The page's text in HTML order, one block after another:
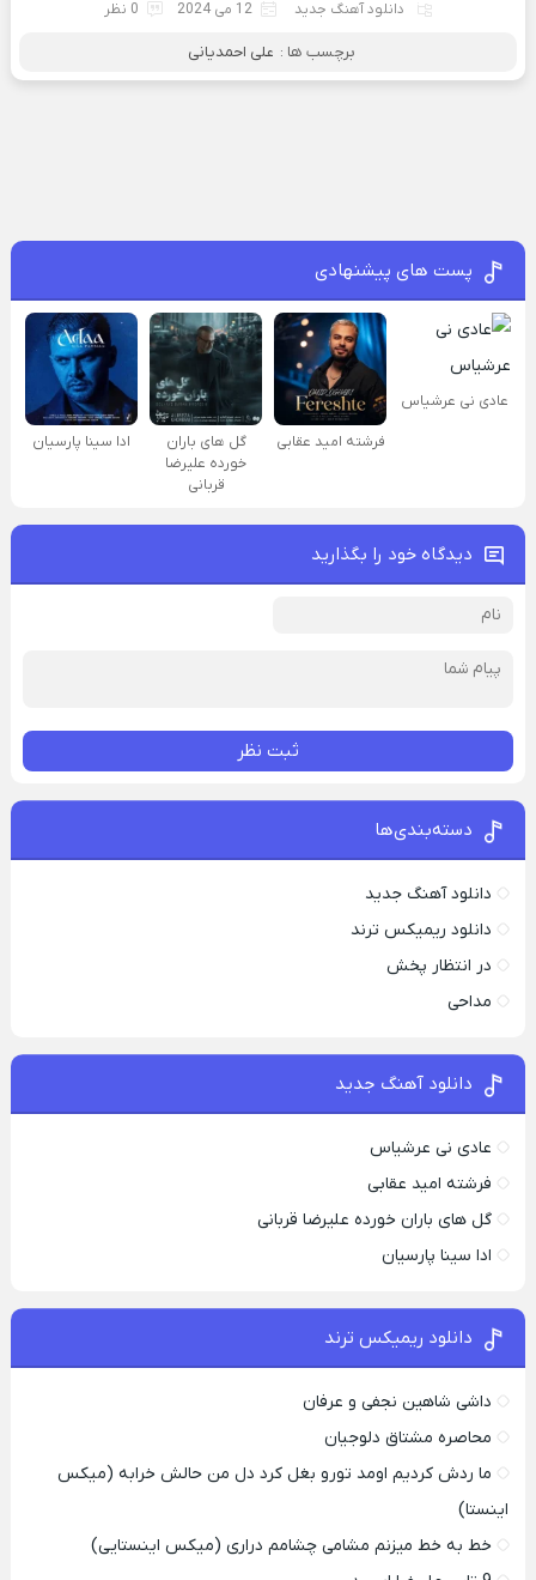
دانلود آهنگ جدید 12 می 2024 0 نظر
برچسب ها : علی احمدیانی
پست های پیشنهادی
عادی نی عرشیاس
فرشته امید عقابی
گل های باران
خورده علیرضا
قربانی
ادا سینا پارسیان
دیدگاه خود را بگذارید
ثبت نظر
دسته‌بندی‌ها
دانلود آهنگ جدید
دانلود ریمیکس ترند
در انتظار پخش
مداحی
دانلود آهنگ جدید
عادی نی عرشیاس
فرشته امید عقابی
گل های باران خورده علیرضا قربانی
ادا سینا پارسیان
دانلود ریمیکس ترند
داشی شاهین نجفی و عرفان
محاصره مشتاق دلوجیان
ما ردش کردیم اومد تورو بغل کرد دل من حالش خرابه (میکس
اینستا)
خط به خط میزنم مشامی چشامم دراری (میکس اینستایی)